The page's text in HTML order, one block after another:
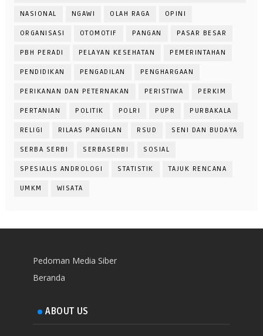
NASIONAL NGAWI OLAH RAGA OPINI
ORGANISASI OTOMOTIF PANGAN PASAR BESAR
PBH PERADI PELAYAN KESEHATAN PEMERINTAHAN
PENDIDIKAN PENGADILAN PENGHARGAAN
PERIKANAN DAN PETERNAKAN PERISTIWA PERKIM
PERTANIAN POLITIK POLRI PUPR PURBAKALA
RELIGI RILAAS PANGILAN RSUD SENI DAN BUDAYA
SERBA SERBI SERBASERBI SOSIAL
SPESIALIS ANDROLOGI STATISTIK TAJUK RENCANA
UMKM WISATA
Pedoman Media Siber
Beranda
ABOUT US